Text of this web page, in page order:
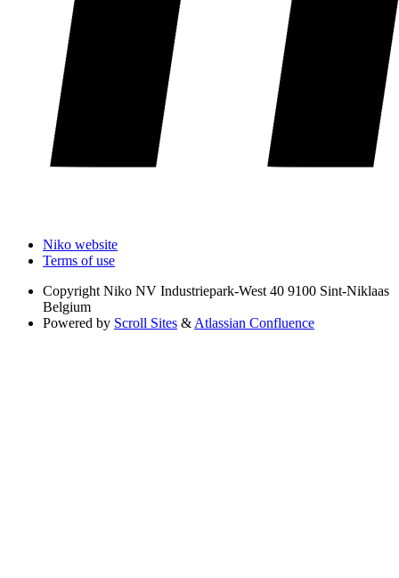
Niko website
Terms of use
Copyright Niko NV Industriepark-West 40 9100 Sint-Niklaas
Belgium
Powered by Scroll Sites &Atlassian Confluence